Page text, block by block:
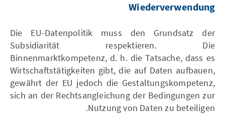
Wiederverwendung
Die EU-Datenpolitik muss den Grundsatz der
Subsidiarität respektieren. Die
Binnenmarktkompetenz, d. h. die Tatsache, dass es
Wirtschaftstätigkeiten gibt, die auf Daten aufbauen,
gewährt der EU jedoch die Gestaltungskompetenz,
sich an der Rechtsangleichung der Bedingungen zur
Nutzung von Daten zu beteiligen.